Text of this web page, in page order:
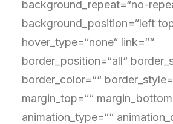
background_repeat=“no-
background_position=“left
hover_type=“none“ link=““
border_position=“all“
border_color=““
margin_top=““
animation_type=““